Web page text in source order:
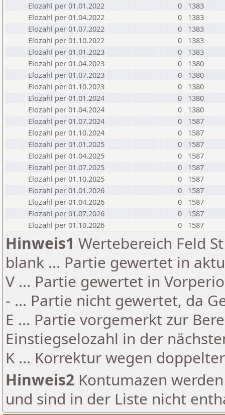
Elozahl per 01.01.2022
0
1383
Elozahl per 01.04.2022
0
1383
Elozahl per 01.07.2022
0
1383
Elozahl per 01.10.2022
0
1383
Elozahl per 01.01.2023
0
1383
Elozahl per 01.04.2023
0
1380
Elozahl per 01.07.2023
0
1380
Elozahl per 01.10.2023
0
1380
Elozahl per 01.01.2024
0
1380
Elozahl per 01.04.2024
0
1380
Elozahl per 01.07.2024
0
1587
Elozahl per 01.10.2024
0
1587
Elozahl per 01.01.2025
0
1587
Elozahl per 01.04.2025
0
1587
Elozahl per 01.07.2025
0
1587
Elozahl per 01.10.2025
0
1587
Elozahl per 01.01.2026
0
1587
Elozahl per 01.04.2026
0
1587
Elozahl per 01.07.2026
0
1587
Elozahl per 01.10.2026
0 1587
Hinweis1 Wertebereich Feld
blank ... Partie gewertet in
V ... Partie gewertet in
- ... Partie nicht gewertet, da
E ... Partie vorgemerkt zur
Einstiegselozahl in der
K ... Korrektur wegen
Hinweis2 Kontumazen
und sind in der Liste nicht